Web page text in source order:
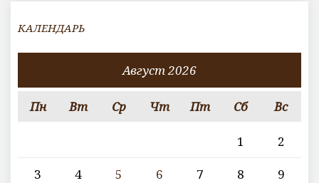
КАЛЕНДАРЬ
Август 2026
Пн Вт Ср Чт Пт Сб Вс
1
2
3
4 5 6 7 8
9